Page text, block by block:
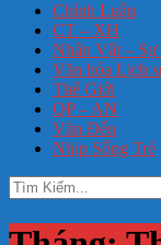
Chính Luận
CT – XH
Nhân Vật –
Văn hóa Lịch
Thế Giới
QP – AN
Văn Đểu
Nhịp Sống Trẻ